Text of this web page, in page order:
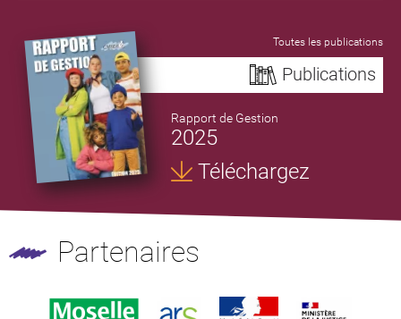
Toutes les publications
Publications
Rapport de Gestion
2025
Téléchargez
Partenaires